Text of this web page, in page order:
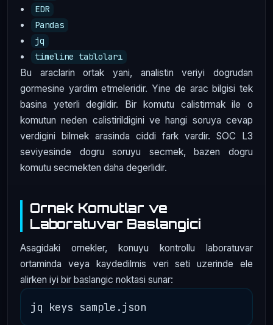
EDR
Pandas
jq
timeline tabloları
Bu araclarin ortak yani, analistin veriyi dogrudan
gormesine yardim etmeleridir. Yine de arac bilgisi tek
basina yeterli degildir. Bir komutu calistirmak ile o
komutun neden calistirildigini ve hangi soruya cevap
verdigini bilmek arasinda ciddi fark vardir. SOC L3
seviyesinde dogru soruyu secmek, bazen dogru
komutu secmekten daha degerlidir.
Ornek Komutlar ve
Laboratuvar Baslangici
Asagidaki ornekler, konuyu kontrollu laboratuvar
ortaminda veya kaydedilmis veri seti uzerinde ele
alirken iyi bir baslangic noktasi sunar: